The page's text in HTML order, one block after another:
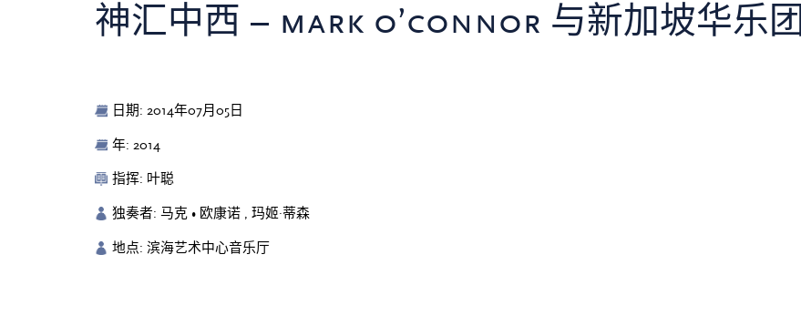
神汇中西 – mark o’connor 与新加坡华乐团
日期: 2014年07月05日
年: 2014
指挥: 叶聪
独奏者: 马克 • 欧康诺 , 玛姬·蒂森
地点: 滨海艺术中心音乐厅